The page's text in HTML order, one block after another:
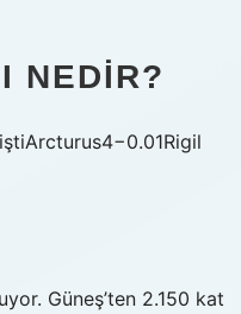
NEDIR?
Güneş’ten 2.150 kat